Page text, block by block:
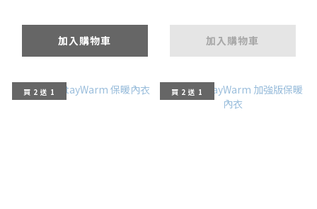
加入購物車 加入購物車
買 2 送 1 買 2 送 1